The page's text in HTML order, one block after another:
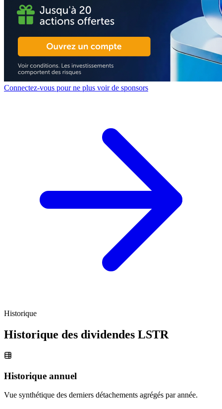
Connectez-vous pour ne plus voir de sponsors
Historique
Historique des dividendes LSTR
Historique annuel
Vue synthétique des derniers détachements agrégés par année.